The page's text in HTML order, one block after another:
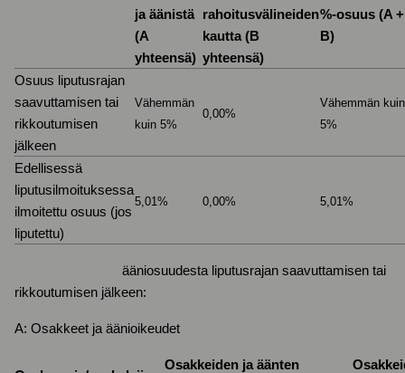
ja äänistä
(A
yhteensä)
rahoitusvälineiden
kautta (B
yhteensä)
%-osuus (A +
B)
Osuus liputusrajan
saavuttamisen tai
rikkoutumisen
jälkeen
Vähemmän
kuin 5%
0,00%
Vähemmän kuin
5%
Edellisessä
liputusilmoituksessa
ilmoitettu osuus (jos
liputettu)
5,01% 0,00% 5,01%
ääniosuudesta liputusrajan saavuttamisen tai
rikkoutumisen jälkeen:
A: Osakkeet ja äänioikeudet
Osakkeiden ja äänten